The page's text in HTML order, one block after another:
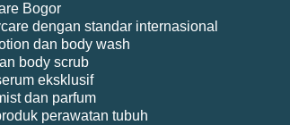
Bogor
dengan standar internasional
dan body wash
body scrub
eksklusif
dan parfum
perawatan tubuh